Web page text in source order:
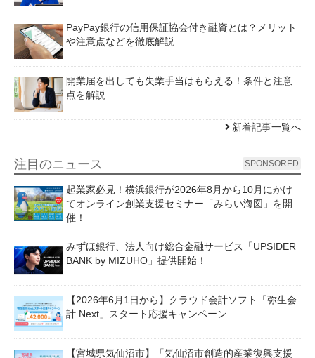
PayPay銀行の信用保証協会付き融資とは？メリット
や注意点などを徹底解説
開業届を出しても失業手当はもらえる！条件と注意
点を解説
新着記事一覧へ
注目のニュース SPONSORED
起業家必見！横浜銀行が2026年8月から10月にかけ
てオンライン創業支援セミナー「みらい海図」を開
催！
みずほ銀行、法人向け総合金融サービス「UPSIDER
BANK by MIZUHO」提供開始！
【2026年6月1日から】クラウド会計ソフト「弥生会
計 Next」スタート応援キャンペーン
【宮城県気仙沼市】「気仙沼市創造的産業復興支援